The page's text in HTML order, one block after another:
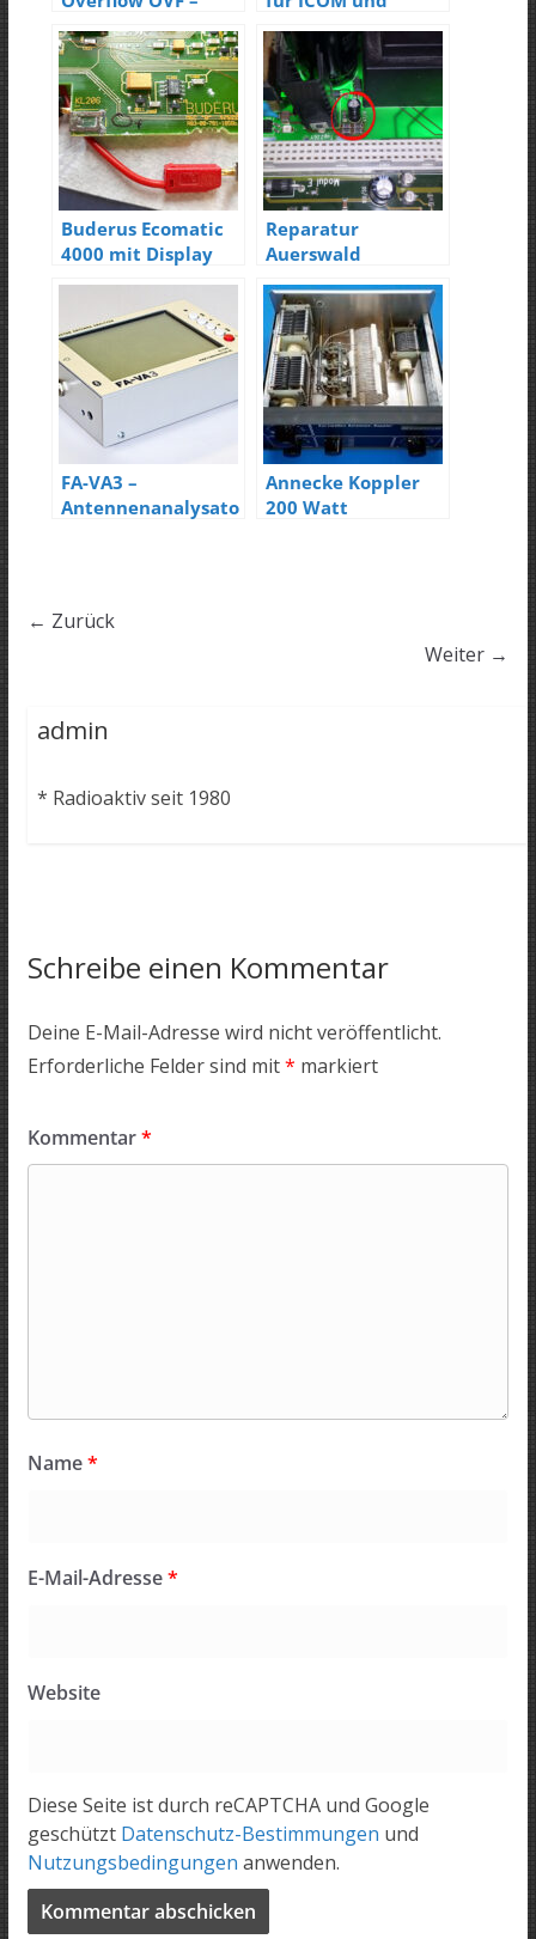
Ham Radio 2017
YAESU Transceiver
Buderus Ecomatic
4000 mit Display
Fehler
Reparatur
Auerswald
Commander Basic
FA-VA3 –
Antennenanalysato
Annecke Koppler
200 Watt
← Zurück
Weiter →
admin
* Radioaktiv seit 1980
Schreibe einen Kommentar
Deine E-Mail-Adresse wird nicht veröffentlicht.
Erforderliche Felder sind mit* markiert
Kommentar*
Name*
E-Mail-Adresse*
Website
Diese Seite ist durch reCAPTCHA und Google
geschützt Datenschutz-Bestimmungen und
Nutzungsbedingungen anwenden.